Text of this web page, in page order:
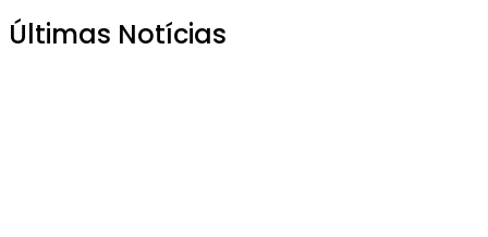
Últimas Notícias